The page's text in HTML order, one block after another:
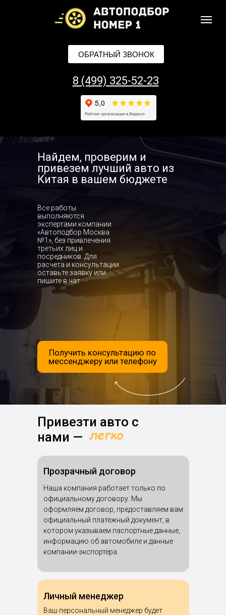
ОБРАТНЫЙ ЗВОНОК
8 (499) 325-52-23
Найдем, проверим и
привезем лучший авто из
Китая в вашем бюджете
Все работы
выполняются
экспертами компании
«Автоподбор Москва
№1», без привлечения
третьих лиц и
посредников. Для
расчета и консультации
оставьте заявку или
пишите в чат
Получить консультацию по
мессенджеру или телефону
Привезти авто с
нами —
Прозрачный договор
Наша компания работает только по
официальному договору. Мы
оформляем договор, предоставляем вам
официальный платёжный документ, в
котором указываем паспортные данные,
информацию об автомобиле и данные
компании-экспортёра.
Личный менеджер
Ваш персональный менеджер будет